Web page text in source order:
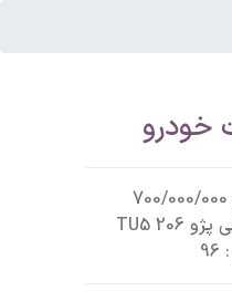
خودرو
حراج 700/000/000
تومانی پژو 206 TU5